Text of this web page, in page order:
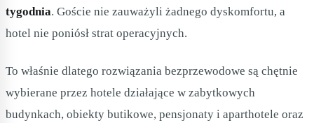
tygodnia. Goście nie zauważyli żadnego dyskomfortu, a
hotel nie poniósł strat operacyjnych.
To właśnie dlatego rozwiązania bezprzewodowe są chętnie
wybierane przez hotele działające w zabytkowych
budynkach, obiekty butikowe, pensjonaty i aparthotele oraz